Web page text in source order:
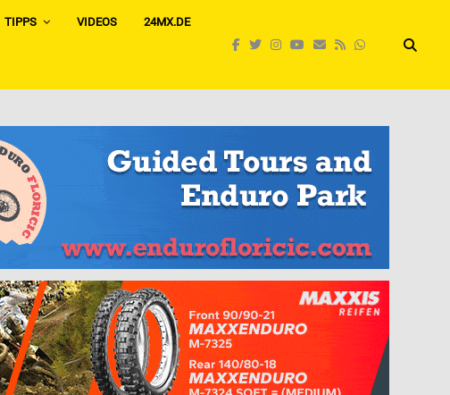
TIPPS VIDEOS 24MX.DE